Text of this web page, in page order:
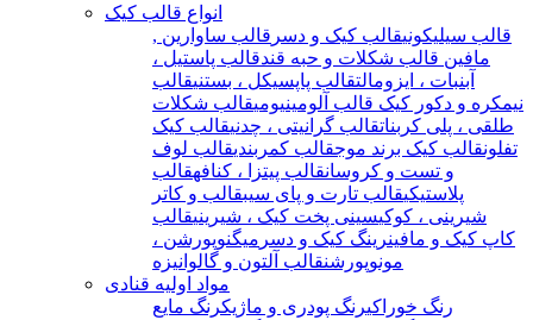
انواع قالب کیک
قالب سیلیکونیقالب کیک و دسر قالب ساوارین ,
مافین قالب شکلات و حبه قندقالب پاستیل ،
آبنبات ، ایزومالتقالب پاپسیکل ، بستنیقالب
نیمکره و دکور کیک قالب آلومینیومیقالب شکلات
طلقی ، پلی کربناتقالب گرانیتی ، چدنیقالب کیک
تفلونقالب کیک برند موجقالب کمربندیقالب لوف
و تست و کروسانقالب پیتزا ، کنافهقالب
پلاستیکیقالب تارت و پای سیبقالب و کاتر
شیرینی ، کوکیسینی پخت کیک ، شیرینیقالب
کاپ کیک و مافینرینگ کیک و دسر میگنوپورشن ،
مونوپورشنقالب آلتون و گالوانیزه
مواد اولیه قنادی
رنگ خوراکیرنگ پودری و ماژیکرنگ مایع